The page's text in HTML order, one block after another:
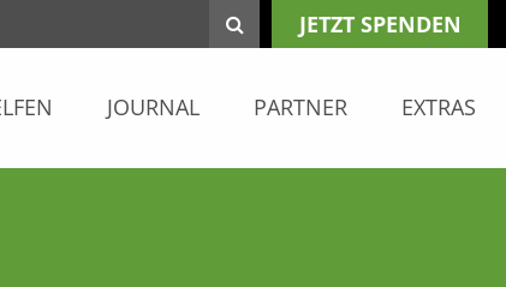
JETZT SPENDEN
JOURNAL PARTNER EXTRAS